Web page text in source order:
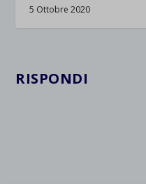
5 Ottobre 2020
RISPONDI